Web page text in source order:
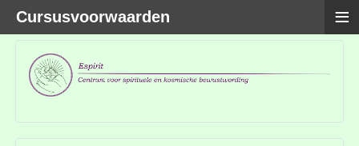
Cursusvoorwaarden ≡